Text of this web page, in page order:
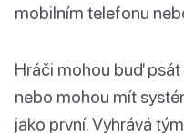
mobilním telefonu
Hráči mohou buď
nebo mohou mít
jako první. Vyhrává